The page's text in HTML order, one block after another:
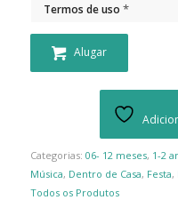
Termos de uso*
Alugar
Categorias: 06- 12 meses, 1-2
Música, Dentro de Casa, Festa,
Todos os Produtos